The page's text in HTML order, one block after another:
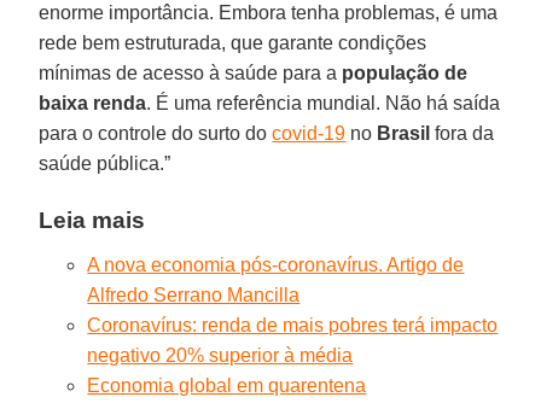
enorme importância. Embora tenha problemas, é uma
rede bem estruturada, que garante condições
mínimas de acesso à saúde para a população de
baixa renda. É uma referência mundial. Não há saída
para o controle do surto docovid-19 no Brasil fora da
saúde pública.”
Leia mais
A nova economia pós-coronavírus. Artigo de
Alfredo Serrano Mancilla
Coronavírus: renda de mais pobres terá impacto
negativo 20% superior à média
Economia global em quarentena